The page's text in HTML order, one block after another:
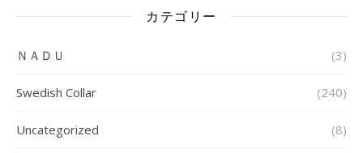
カテゴリー
ＮＡＤＵ (3)
Swedish Collar (240)
Uncategorized (8)